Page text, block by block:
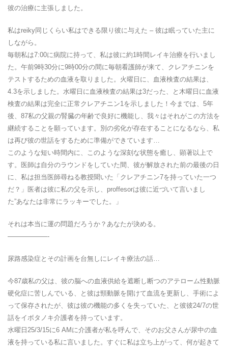
彼の治療に主張しました。
私はreiky同じくらい私はできる限り彼に与えた – 彼は眠っていた主に
しながら。
毎朝私は7:00に病院に持って、私は彼に約1時間レイキ治療を行いまし
た。午前9時30分に9時00分の間に毎朝看護師が来て、クレアチニンを
テストするための血液を取りました。火曜日に、血液検査の結果は、
4.3を示しました。水曜日に血液検査の結果は3だった、と木曜日に血液
検査の結果は完全に正常クレアチニン1を示しました！今までは、5年
後、87私の父親の腎臓の年齢で良好に機能し、我々はそれがこの方法を
継続することを願っています。別の劣化が存在することになるなら、私
は再び彼の世話をするために準備ができています…
このような短い時間内に、このような深刻な状態を癒し、顕著以上で
す。医師は自分のラウンドをしていた間、彼が解放された前の最後の日
に、私は担当医師尋ねる教授聞いた「クレアチニン7を持っていた一つ
だ？」医者は彼に私の父を示し、proffesorは彼に近づいて言いまし
た”あなたは非常にラッキーでした。」
それは本当に運の問題だろうか？あなたが決める。
——————-
尿路感染症とその計画を台無しにレイキ療法の話…
今87歳私の父は、彼の脳への血液供給を遮断し断つのアテローム性動脈
硬化症に苦しんでいる、と彼は頸動脈を開けて血流を更新し、手術によ
って保存されたが、彼は彼の機能の多くを失っていた、と彼彼24/7の世
話をイボタノキ介護者を持っています。
水曜日25/3/15に6 AMに介護者が私を呼んで、そのお父さんが尿中の血
液を持っている私に言いました。すぐに私は立ち上がって、何が起きて